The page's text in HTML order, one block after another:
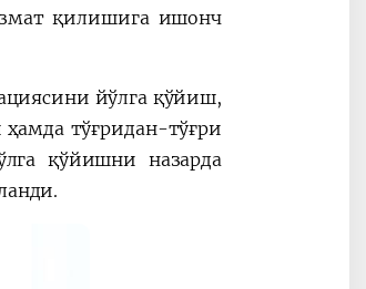
қилишига ишонч
йўлга қўйиш,
тўғридан-тўғри
қўйишни назарда